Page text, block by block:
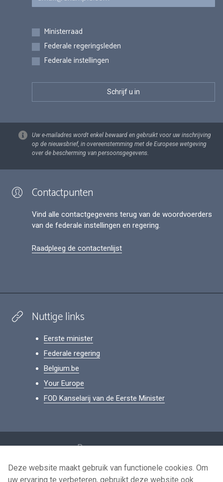
Inschrijvingen
Ministerraad
Federale regeringsleden
Federale instellingen
Uw e-mailadres wordt enkel bewaard en gebruikt voor uw inschrijving
op de nieuwsbrief, in overeenstemming met de Europese wetgeving
over de bescherming van persoonsgegevens.
Contactpunten
Vind alle contactgegevens terug van de woordvoerders
van de federale instellingen en regering.
Raadpleeg de contactenlijst
Nuttige links
Eerste minister
Federale regering
Belgium.be
Your Europe
FOD Kanselarij van de Eerste Minister
Persoonsgegevens
Voorwaarden voor het hergebruik
Deze website maakt gebruik van functionele cookies. Om
uw ervaring te verbeteren, gebruikt deze website ook